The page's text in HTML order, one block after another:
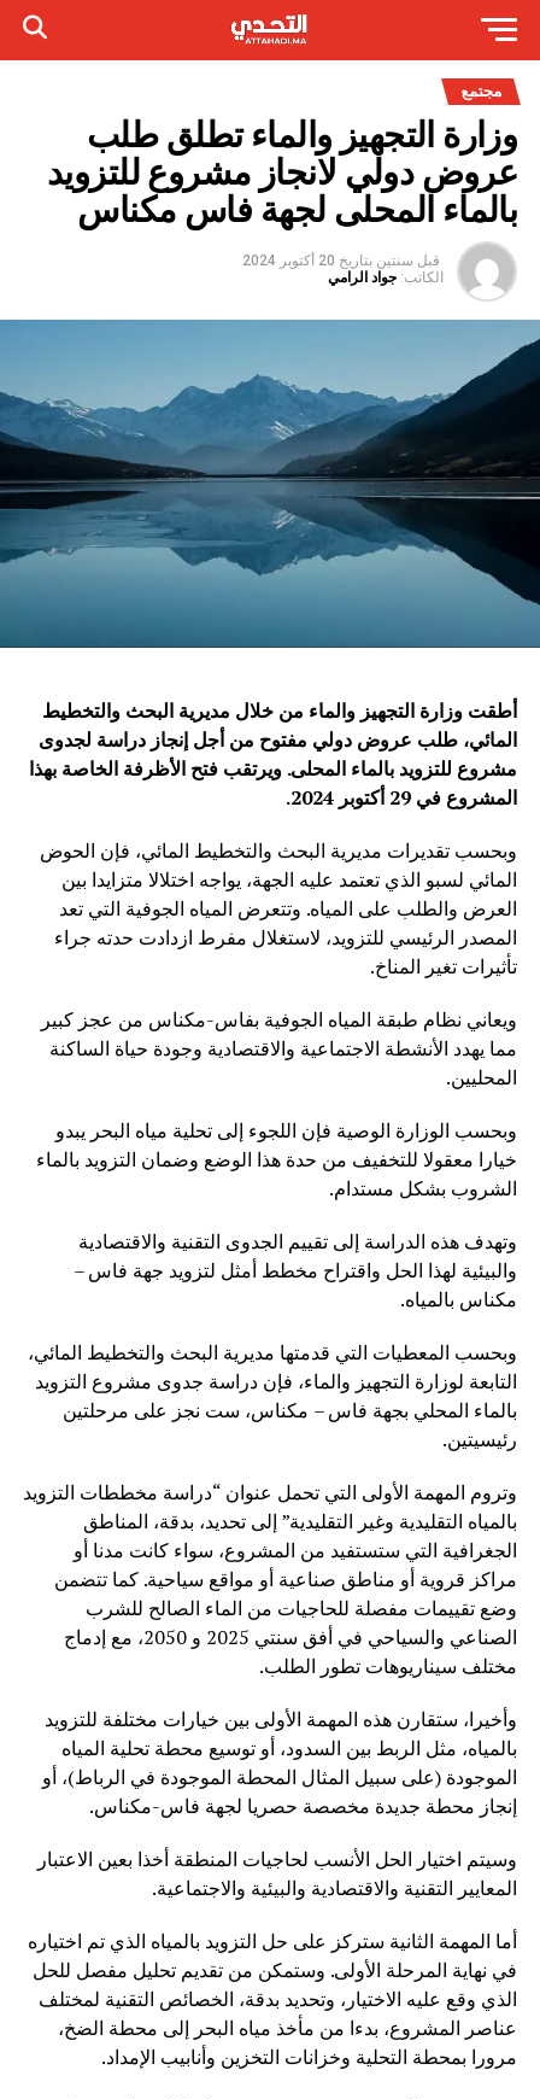
مجتمع
وزارة التجهيز والماء تطلق طلب
عروض دولي لانجاز مشروع للتزويد
بالماء المحلى لجهة فاس مكناس
قبل سنتين بتاريخ 20 أكتوبر 2024
الكاتب: جواد الرامي
أطقت وزارة التجهيز والماء من خلال مديرية البحث والتخطيط
المائي، طلب عروض دولي مفتوح من أجل إنجاز دراسة لجدوى
مشروع للتزويد بالماء المحلى. ويرتقب فتح الأظرفة الخاصة بهذا
المشروع في 29 أكتوبر 2024
.
وبحسب تقديرات مديرية البحث والتخطيط المائي، فإن الحوض
المائي لسبو الذي تعتمد عليه الجهة، يواجه اختلالا متزايدا بين
العرض والطلب على المياه. وتتعرض المياه الجوفية التي تعد
المصدر الرئيسي للتزويد، لاستغلال مفرط ازدادت حدته جراء
تأثيرات تغير المناخ.
ويعاني نظام طبقة المياه الجوفية بفاس-مكناس من عجز كبير
مما يهدد الأنشطة الاجتماعية والاقتصادية وجودة حياة الساكنة
المحليين.
وبحسب الوزارة الوصية فإن اللجوء إلى تحلية مياه البحر يبدو
خيارا معقولا للتخفيف من حدة هذا الوضع وضمان التزويد بالماء
الشروب بشكل مستدام.
وتهدف هذه الدراسة إلى تقييم الجدوى التقنية والاقتصادية
والبيئية لهذا الحل واقتراح مخطط أمثل لتزويد جهة فاس –
مكناس بالمياه.
وبحسب المعطيات التي قدمتها مديرية البحث والتخطيط المائي،
التابعة لوزارة التجهيز والماء، فإن دراسة جدوى مشروع التزويد
بالماء المحلي بجهة فاس – مكناس، ست نجز على مرحلتين
رئيسيتين.
وتروم المهمة الأولى التي تحمل عنوان “دراسة مخططات التزويد
بالمياه التقليدية وغير التقليدية” إلى تحديد، بدقة، المناطق
الجغرافية التي ستستفيد من المشروع، سواء كانت مدنا أو
مراكز قروية أو مناطق صناعية أو مواقع سياحية. كما تتضمن
وضع تقييمات مفصلة للحاجيات من الماء الصالح للشرب
الصناعي والسياحي في أفق سنتي 2025 و 2050، مع إدماج
مختلف سيناريوهات تطور الطلب.
وأخيرا، ستقارن هذه المهمة الأولى بين خيارات مختلفة للتزويد
بالمياه، مثل الربط بين السدود، أو توسيع محطة تحلية المياه
الموجودة (على سبيل المثال المحطة الموجودة في الرباط)، أو
إنجاز محطة جديدة مخصصة حصريا لجهة فاس-مكناس.
وسيتم اختيار الحل الأنسب لحاجيات المنطقة أخذا بعين الاعتبار
المعايير التقنية والاقتصادية والبيئية والاجتماعية.
أما المهمة الثانية ستركز على حل التزويد بالمياه الذي تم اختياره
في نهاية المرحلة الأولى. وستمكن من تقديم تحليل مفصل للحل
الذي وقع عليه الاختيار، وتحديد بدقة، الخصائص التقنية لمختلف
عناصر المشروع، بدءا من مأخذ مياه البحر إلى محطة الضخ،
مرورا بمحطة التحلية وخزانات التخزين وأنابيب الإمداد.